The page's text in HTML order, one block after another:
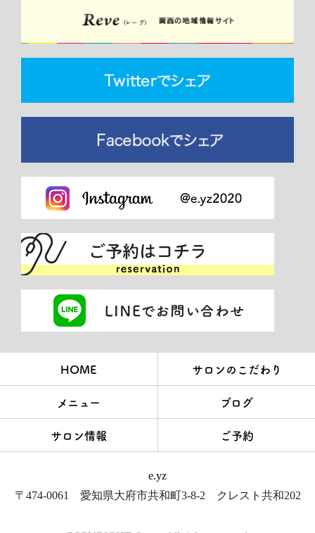
HOME サロンのこだわり
メニュー ブログ
サロン情報 ご予約
e.yz
〒474-0061 愛知県大府市共和町3-8-2 クレスト共和202